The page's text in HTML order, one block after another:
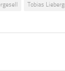
Tobias